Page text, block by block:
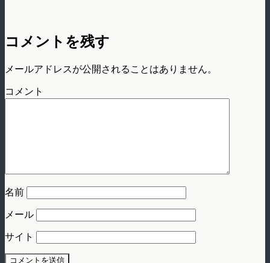
コメントを残す
メールアドレスが公開されることはありません。
コメント
名前
メール
サイト